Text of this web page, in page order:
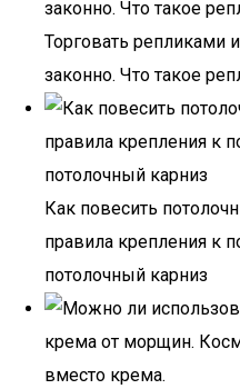
Торговать репликами
законно. Что такое
Как повесить
правила крепления к
потолочный карниз